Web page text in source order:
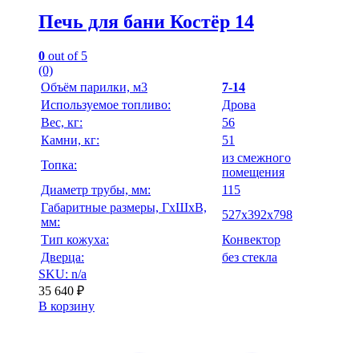
Печь для бани Костёр 14
0 out of 5
(0)
Объём парилки, м3
7-14
Используемое топливо:
Дрова
Вес, кг:
56
Камни, кг:
51
Топка:
из смежного
помещения
Диаметр трубы, мм:
115
Габаритные размеры, ГхШхВ,
мм:
527х392х798
Тип кожуха:
Конвектор
Дверца:
без стекла
SKU: n/a
35 640 ₽
В корзину